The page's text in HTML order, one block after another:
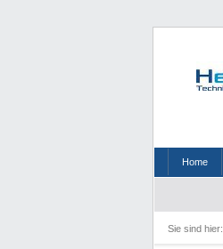
Home
Sie sind hier: